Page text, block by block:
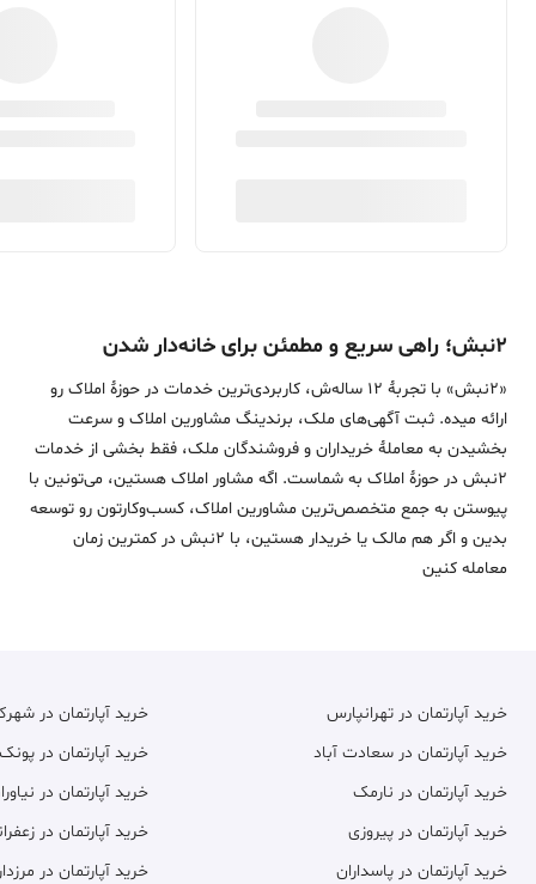
۲نبش؛ راهی سریع و مطمئن برای خانه‌دار شدن
«2نبش» با تجربۀ 12 ساله‌ش، کاربردی‌ترین خدمات در حوزۀ املاک رو
ارائه میده. ثبت آگهی‌های ملک، برندینگ مشاورین املاک و سرعت
بخشیدن به معاملۀ خریداران و فروشندگان ملک، فقط بخشی از خدمات
2نبش در حوزۀ املاک به شماست. اگه مشاور املاک هستین، می‌تونین با
پیوستن به جمع متخصص‌ترین مشاورین املاک، کسب‌وکارتون رو توسعه
بدین و اگر هم مالک یا خریدار هستین، با 2نبش در کمترین زمان
معامله‌ کنین
خرید آپارتمان در تهرانپارس
خرید آپارتمان در سعادت آباد
خرید آپارتمان در نارمک
خرید آپارتمان در پیروزی
خرید آپارتمان در پاسداران
خرید آپارتمان در
خرید آپارتمان در
خرید آپارتمان در
خرید آپارتمان در
خرید آپارتمان در